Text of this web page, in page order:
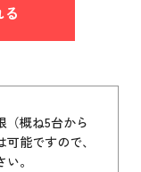
（概ね5台から
能ですので、
。